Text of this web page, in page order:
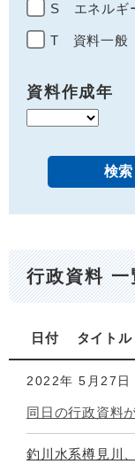
S エネルギ
T 資料一般
資料作成年
行政資料 一
日付 タイトル
2022年 5月27日
同日の行政資料
釣川水系樽見川